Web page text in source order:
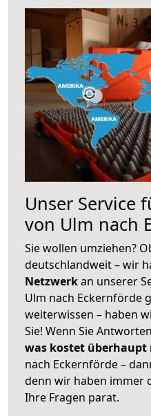
Unser Service
von Ulm nach
Sie wollen umziehen?
deutschlandweit – wir
Netzwerkan unserer
Ulm nach Eckernförde
weiterwissen – haben
Sie! Wenn Sie
was kostet überhaupt
nach Eckernförde –
denn wir haben immer
Ihre Fragen parat.